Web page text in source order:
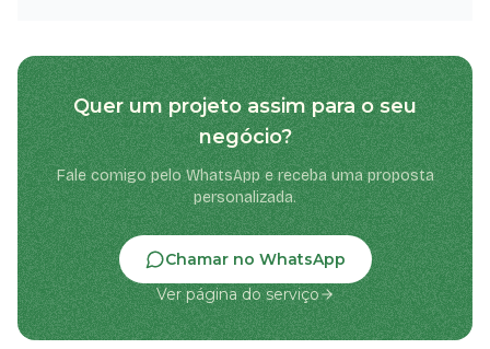
Quer um projeto assim para o seu
negócio?
Fale comigo pelo WhatsApp e receba uma proposta
personalizada.
Chamar no WhatsApp
Ver página do serviço